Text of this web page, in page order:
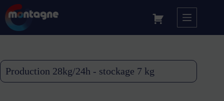
Production 28kg/24h - stockage 7 kg